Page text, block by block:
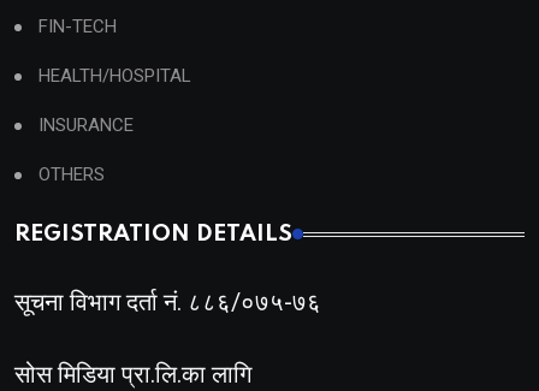
FIN-TECH
HEALTH/HOSPITAL
INSURANCE
OTHERS
REGISTRATION DETAILS
सूचना विभाग दर्ता नं. ८८६/०७५-७६
सोस मिडिया प्रा.लि.का लागि